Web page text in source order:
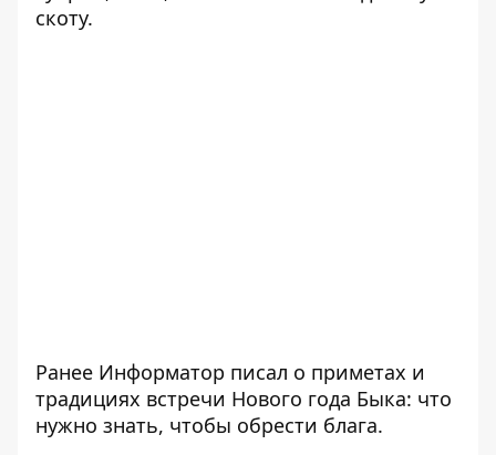
скоту.
Ранее Информатор писал о приметах и
традициях встречи Нового года Быка: что
нужно знать, чтобы обрести блага.